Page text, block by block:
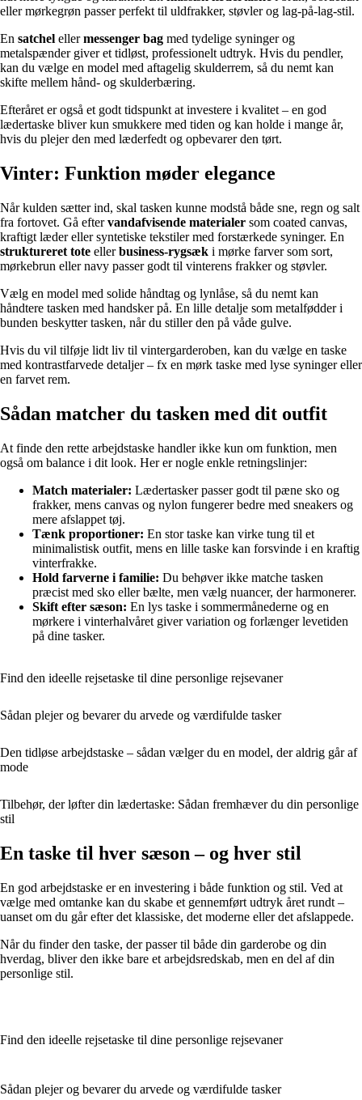
eller mørkegrøn passer perfekt til uldfrakker, støvler og lag-på-lag-stil.
En satchel ellermessenger bag med tydelige syninger og
metalspænder giver et tidløst, professionelt udtryk. Hvis du pendler,
kan du vælge en model med aftagelig skulderrem, så du nemt kan
skifte mellem hånd- og skulderbæring.
Efteråret er også et godt tidspunkt at investere i kvalitet – en god
lædertaske bliver kun smukkere med tiden og kan holde i mange år,
hvis du plejer den med læderfedt og opbevarer den tørt.
Vinter: Funktion møder elegance
Når kulden sætter ind, skal tasken kunne modstå både sne, regn og salt
fra fortovet. Gå eftervandafvisende materialer som coated canvas,
kraftigt læder eller syntetiske tekstiler med forstærkede syninger. En
struktureret tote ellerbusiness-rygsæk i mørke farver som sort,
mørkebrun eller navy passer godt til vinterens frakker og støvler.
Vælg en model med solide håndtag og lynlåse, så du nemt kan
håndtere tasken med handsker på. En lille detalje som metalfødder i
bunden beskytter tasken, når du stiller den på våde gulve.
Hvis du vil tilføje lidt liv til vintergarderoben, kan du vælge en taske
med kontrastfarvede detaljer – fx en mørk taske med lyse syninger eller
en farvet rem.
Sådan matcher du tasken med dit outfit
At finde den rette arbejdstaske handler ikke kun om funktion, men
også om balance i dit look. Her er nogle enkle retningslinjer:
Match materialer: Lædertasker passer godt til pæne sko og
frakker, mens canvas og nylon fungerer bedre med sneakers og
mere afslappet tøj.
Tænk proportioner: En stor taske kan virke tung til et
minimalistisk outfit, mens en lille taske kan forsvinde i en kraftig
vinterfrakke.
Hold farverne i familie: Du behøver ikke matche tasken
præcist med sko eller bælte, men vælg nuancer, der harmonerer.
Skift efter sæson: En lys taske i sommermånederne og en
mørkere i vinterhalvåret giver variation og forlænger levetiden
på dine tasker.
Find den ideelle rejsetaske til dine personlige rejsevaner
Sådan plejer og bevarer du arvede og værdifulde tasker
Den tidløse arbejdstaske – sådan vælger du en model, der aldrig går af
mode
Tilbehør, der løfter din lædertaske: Sådan fremhæver du din personlige
stil
En taske til hver sæson – og hver stil
En god arbejdstaske er en investering i både funktion og stil. Ved at
vælge med omtanke kan du skabe et gennemført udtryk året rundt –
uanset om du går efter det klassiske, det moderne eller det afslappede.
Når du finder den taske, der passer til både din garderobe og din
hverdag, bliver den ikke bare et arbejdsredskab, men en del af din
personlige stil.
Find den ideelle rejsetaske til dine personlige rejsevaner
Sådan plejer og bevarer du arvede og værdifulde tasker